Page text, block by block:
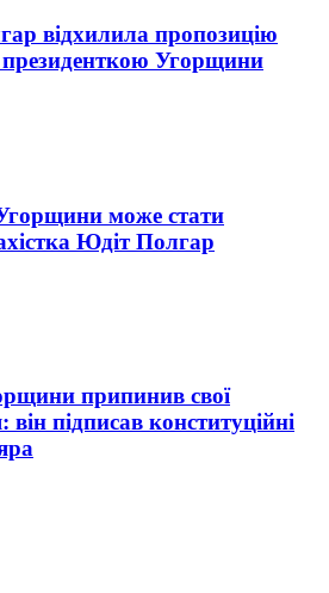
відхилила пропозицію
Угорщини
може стати
Юдіт Полгар
припинив свої
підписав конституційні